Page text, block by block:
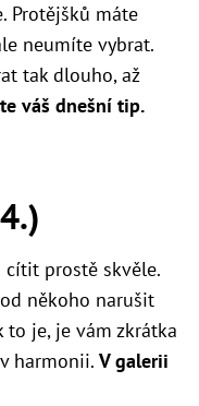
Protějšků máte
neumíte vybrat.
tak dlouho, až
váš dnešní tip.
cítit prostě skvěle.
někoho narušit
to je, je vám zkrátka
harmonii. V galerii